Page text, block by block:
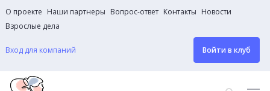
О проекте Наши партнеры Вопрос-ответ Контакты Новости
Взрослые дела
Вход для компаний Войти в клуб